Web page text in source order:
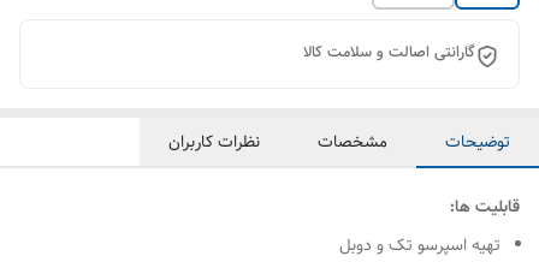
گارانتی اصالت و سلامت کالا
توضیحات مشخصات نظرات کاربران
قابلیت ها:
تهیه اسپرسو تک و دوبل